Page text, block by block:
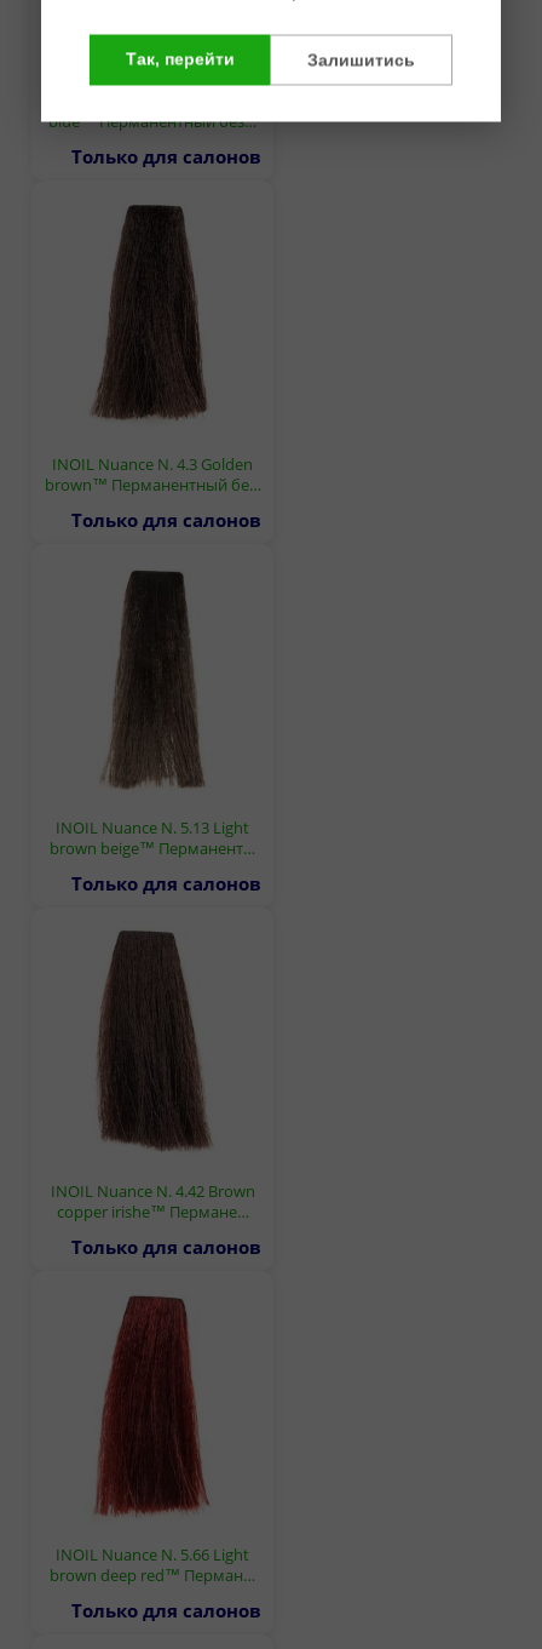
blue™ Перманентный без…
Только для салонов
INOIL Nuance N. 4.3 Golden
brown™ Перманентный бе…
Только для салонов
INOIL Nuance N. 5.13 Light
brown beige™ Перманент…
Только для салонов
INOIL Nuance N. 4.42 Brown
copper irishe™ Пермане…
Только для салонов
INOIL Nuance N. 5.66 Light
brown deep red™ Перман…
Только для салонов
Так, перейти Залишитись